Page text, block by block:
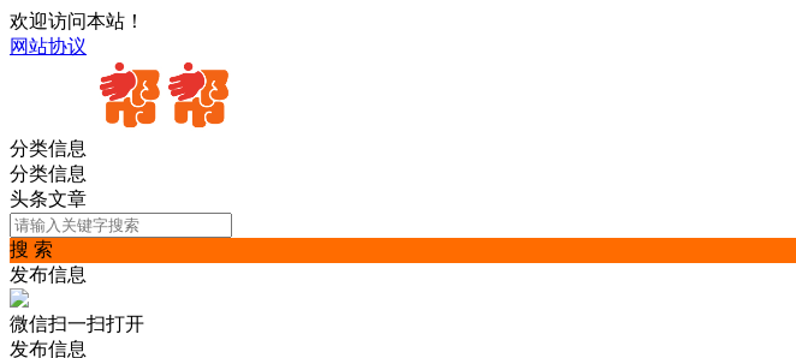
欢迎访问本站！
网站协议
分类信息
分类信息
头条文章
搜 索
发布信息
微信扫一扫打开
发布信息